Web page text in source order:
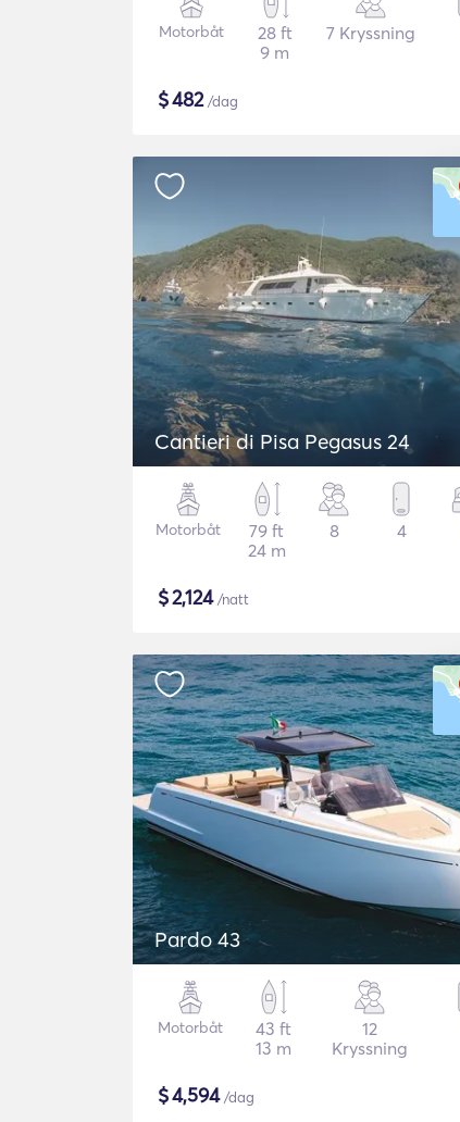
Motorbåt
28 ft
9 m
7 Kryssning
$482/dag
Cantieri di Pisa Pegasus 24
Motorbåt
79 ft
24 m
8 4
$2,124/natt
Pardo 43
Motorbåt
43 ft
13 m
12
Kryssning
$4,594/dag